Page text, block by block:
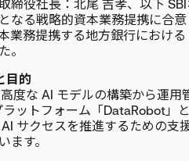
締役社長：北尾 吉孝、以下
なる戦略的資本業務提携に合
業務提携する地方銀行におけ
。
目的
度な AI モデルの構築から運
ラットフォーム「DataRobot」
サクセスを推進するための支
ます。